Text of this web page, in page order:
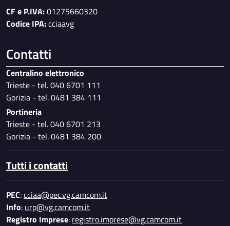
CF e P.IVA:01275660320
Codice IPA:cciaavg
Contatti
Centralino elettronico
Trieste - tel. 040 6701 111
Gorizia - tel. 0481 384 111
Portineria
Trieste - tel. 040 6701 213
Gorizia - tel. 0481 384 200
Tutti i contatti
PEC:cciaa@pec.vg.camcom.it
Info: urp@vg.camcom.it
Registro Imprese: registro.imprese@vg.camcom.it